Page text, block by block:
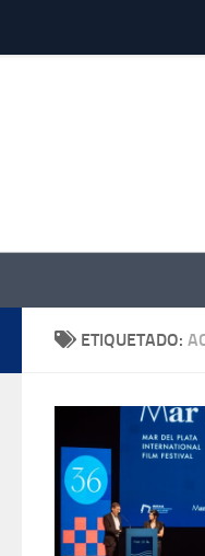
ETIQUETADO: